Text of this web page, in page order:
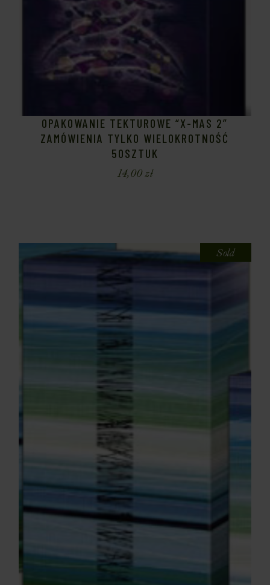
OPAKOWANIE TEKTUROWE “X-MAS 2”
ZAMÓWIENIA TYLKO WIELOKROTNOŚĆ
50SZTUK
14,00zł
Sold